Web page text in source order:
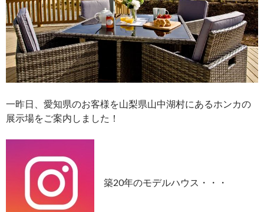
一昨日、愛知県のお客様を山梨県山中湖村にあるホンカの
展示場をご案内しました！
築20年のモデルハウス・・・